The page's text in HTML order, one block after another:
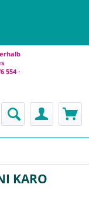
554 ·
KARO